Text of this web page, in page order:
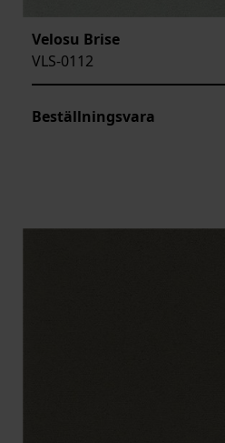
Velosu Brise
VLS-0112
Beställningsvara